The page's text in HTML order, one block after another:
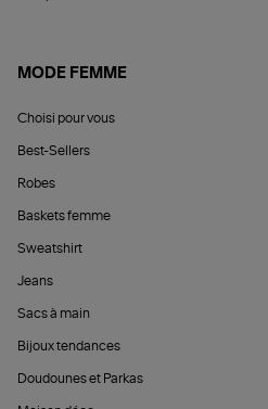
MODE FEMME
Choisi pour vous
Best-Sellers
Robes
Baskets femme
Sweatshirt
Jeans
Sacs à main
Bijoux tendances
Doudounes et Parkas